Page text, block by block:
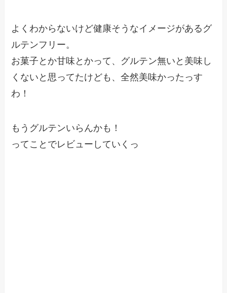
よくわからないけど健康そうなイメージがあるグ
ルテンフリー。
お菓子とか甘味とかって、グルテン無いと美味し
くないと思ってたけども、全然美味かったっす
わ！
もうグルテンいらんかも！
ってことでレビューしていくっ